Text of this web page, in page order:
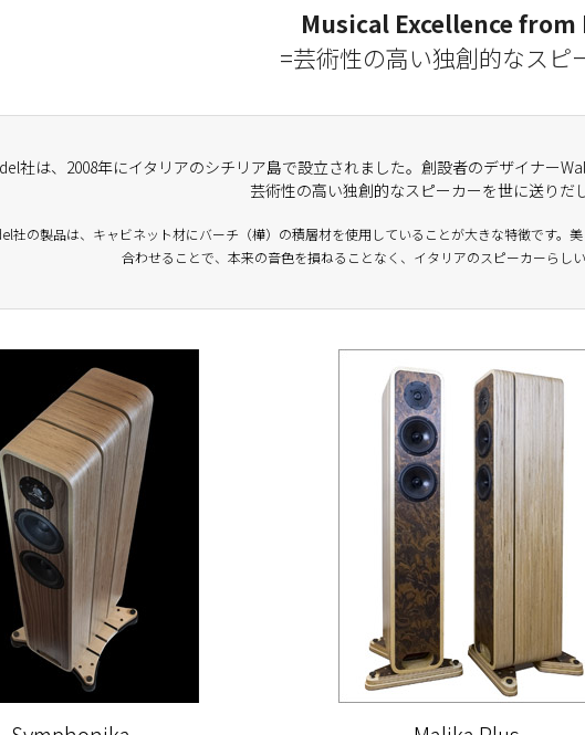
Musical Excellence
=芸術性の高い独創的なスピ
社は、2008年にイタリアのシチリア島で設立されました。創設者のデザイナー
芸術性の高い独創的なスピーカーを世に送りだ
社の製品は、キャビネット材にバーチ（樺）の積層材を使用していることが大きな特徴です。
合わせることで、本来の音色を損ねることなく、イタリアのスピーカーらし